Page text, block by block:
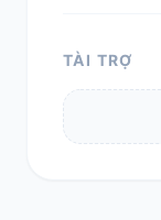
TÀI TRỢ